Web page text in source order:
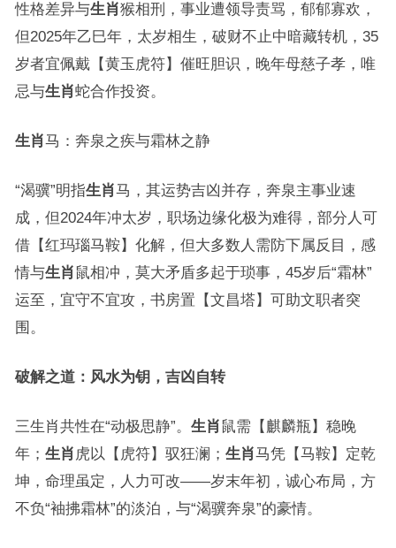
性格差异与生肖猴相刑，事业遭领导责骂，郁郁寡欢，
但2025年乙巳年，太岁相生，破财不止中暗藏转机，35
岁者宜佩戴【黄玉虎符】催旺胆识，晚年母慈子孝，唯
忌与生肖蛇合作投资。
生肖马：奔泉之疾与霜林之静
“渴骥”明指生肖马，其运势吉凶并存，奔泉主事业速
成，但2024年冲太岁，职场边缘化极为难得，部分人可
借【红玛瑙马鞍】化解，但大多数人需防下属反目，感
情与生肖鼠相冲，莫大矛盾多起于琐事，45岁后“霜林”
运至，宜守不宜攻，书房置【文昌塔】可助文职者突
围。
破解之道：风水为钥，吉凶自转
三生肖共性在“动极思静”。 生肖鼠需【麒麟瓶】稳晚
年； 生肖 虎以【虎符】驭狂澜； 生肖马凭【马鞍】定乾
坤，命理虽定，人力可改——岁末年初，诚心布局，方
不负“袖拂霜林”的淡泊，与“渴骥奔泉”的豪情。